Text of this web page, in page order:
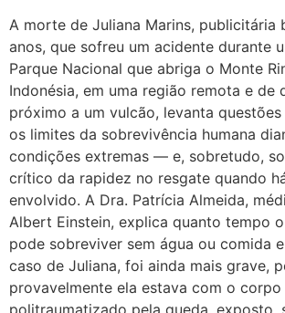
A morte de Juliana Marins, publicitária
anos, que sofreu um acidente durante
Parque Nacional que abriga o Monte
Indonésia, em uma região remota e de
próximo a um vulcão, levanta
os limites da sobrevivência humana
condições extremas — e, sobretudo,
crítico da rapidez no resgate quando
envolvido. A Dra. Patrícia Almeida,
Albert Einstein, explica quanto tempo
pode sobreviver sem água ou comida
caso de Juliana, foi ainda mais grave,
provavelmente ela estava com o
politraumatizado pela queda, exposto,